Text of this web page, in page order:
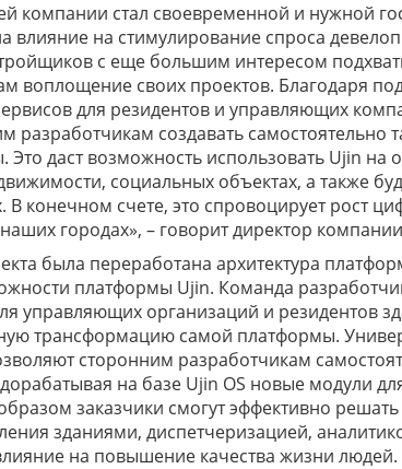
компании стал своевременной и нужной
влияние на стимулирование спроса
с еще большим интересом
воплощение своих проектов. Благодаря
для резидентов и управляющих
разработчикам создавать самостоятельно
Это даст возможность использовать Ujin на
социальных объектах, а также
В конечном счете, это спровоцирует рост
городах», – говорит директор
была переработана архитектура
платформы Ujin. Команда
управляющих организаций и резидентов
трансформацию самой платформы.
сторонним разработчикам
на базе Ujin OS новые модули
заказчики смогут эффективно
зданиями, диспетчеризацией,
на повышение качества жизни людей.